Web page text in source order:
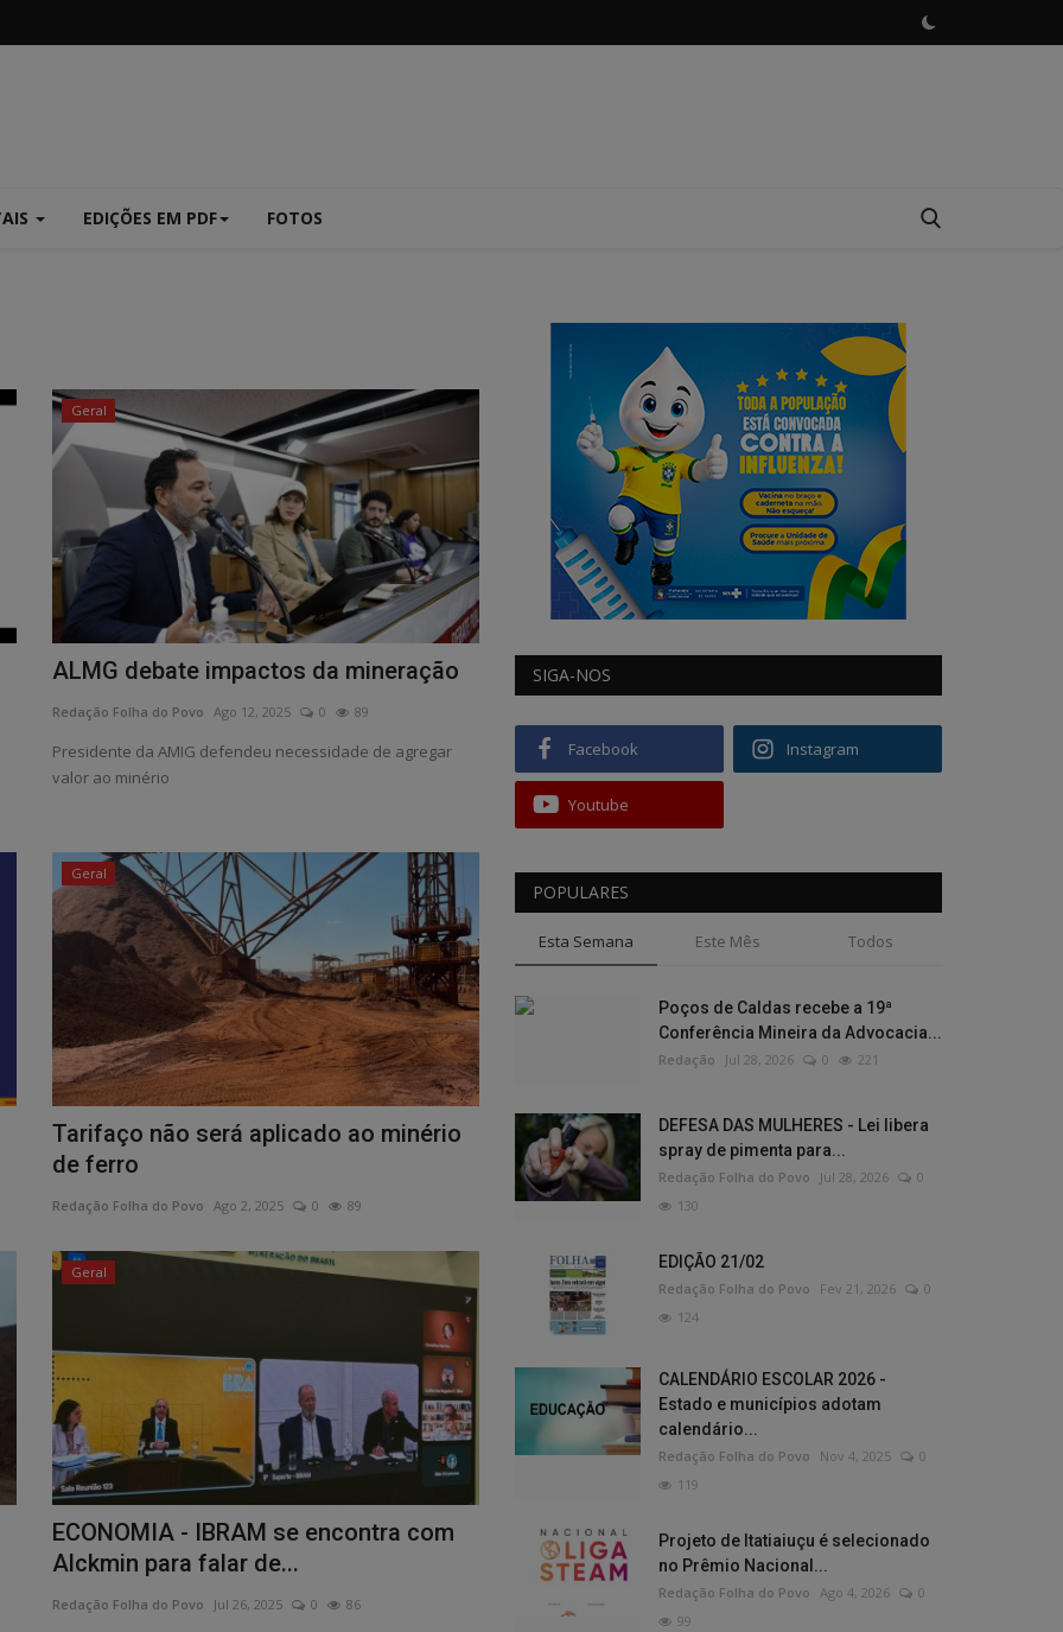
EDIÇÕES EM PDF FOTOS
Geral
ALMG debate impactos da mineração
Redação Folha do Povo Ago 12, 2025 0 89
Presidente da AMIG defendeu necessidade de agregar
valor ao minério
Geral
Tarifaço não será aplicado ao minério
de ferro
Redação Folha do Povo Ago 2, 2025 0 89
Geral
ECONOMIA - IBRAM se encontra com
Alckmin para falar de...
Redação Folha do Povo Jul 26, 2025 0 86
SIGA-NOS
Facebook Instagram
Youtube
POPULARES
Esta Semana Este Mês Todos
Poços de Caldas recebe a 19ª
Conferência Mineira da Advocacia...
Redação Jul 28, 2026 0 221
DEFESA DAS MULHERES - Lei libera
spray de pimenta para...
Redação Folha do Povo Jul 28, 2026
0
130
EDIÇÃO 21/02
Redação Folha do Povo Fev 21, 2026
0
124
CALENDÁRIO ESCOLAR 2026 -
Estado e municípios adotam
calendário...
Redação Folha do Povo Nov 4, 2025
0
119
Projeto de Itatiaiuçu é selecionado
no Prêmio Nacional...
Redação Folha do Povo Ago 4, 2026
0
99